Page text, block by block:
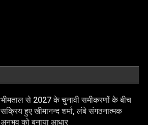
भीमताल से 2027 के चुनावी समीकरणों के बीच
सक्रिय हुए खीमानन्द शर्मा, लंबे संगठनात्मक
अनुभव को बनाया आधार